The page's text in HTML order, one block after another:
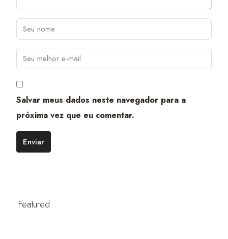
Salvar meus dados neste navegador para a
próxima vez que eu comentar.
Enviar
Featured